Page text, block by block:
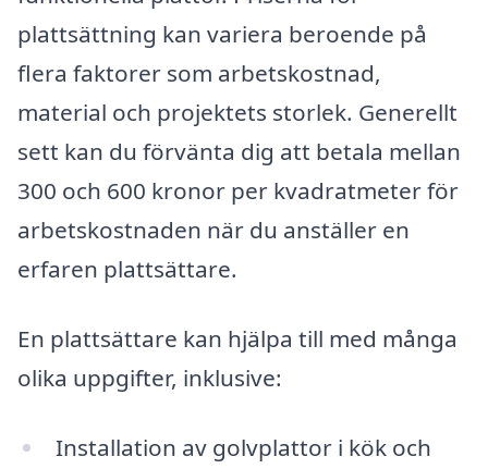
plattsättning kan variera beroende på
flera faktorer som arbetskostnad,
material och projektets storlek. Generellt
sett kan du förvänta dig att betala mellan
300 och 600 kronor per kvadratmeter för
arbetskostnaden när du anställer en
erfaren plattsättare.
En plattsättare kan hjälpa till med många
olika uppgifter, inklusive:
Installation av golvplattor i kök och